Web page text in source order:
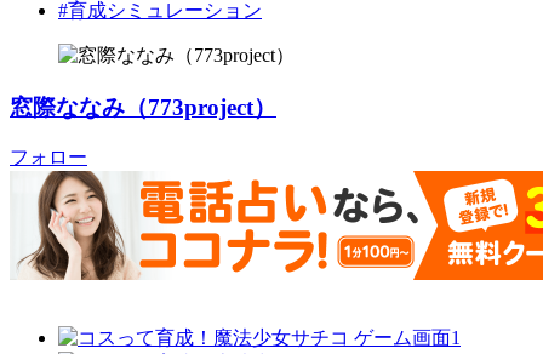
#育成シミュレーション
窓際ななみ（773project）
フォロー